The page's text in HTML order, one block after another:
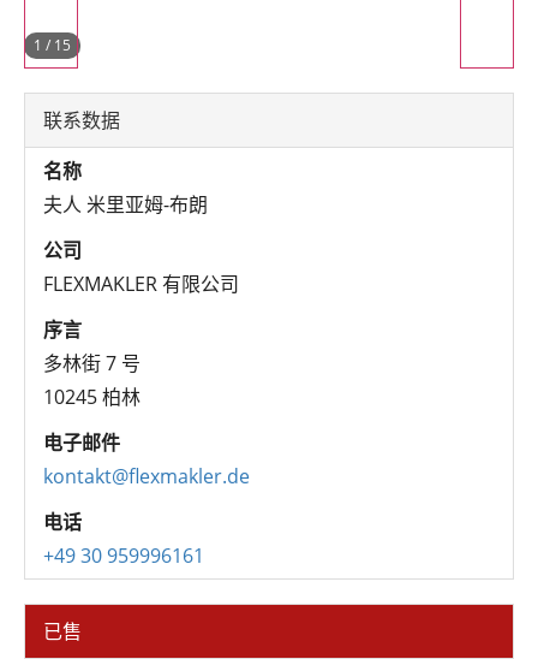
1 / 15
联系数据
名称
夫人 米里亚姆-布朗
公司
FLEXMAKLER 有限公司
序言
多林街 7 号
10245 柏林
电子邮件
kontakt@flexmakler.de
电话
+49 30 959996161
已售